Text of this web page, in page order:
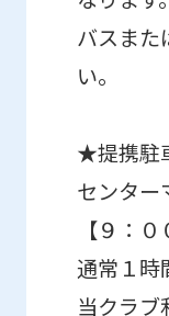
バスまた
い。
★提携駐
センター
【９：
通常１時
当クラブ